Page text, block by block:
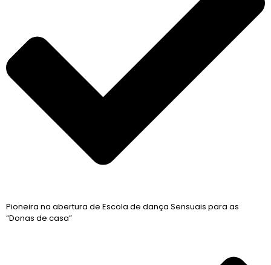
Pioneira na abertura de Escola de dança Sensuais para as
“Donas de casa”